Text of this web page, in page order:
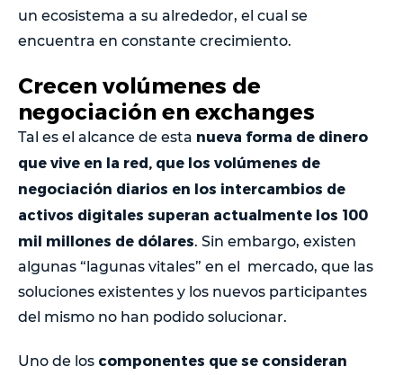
un ecosistema a su alrededor, el cual se
encuentra en constante crecimiento.
Crecen volúmenes de
negociación en exchanges
Tal es el alcance de esta nueva forma de dinero
que vive en la red, que los volúmenes de
negociación diarios en los intercambios de
activos digitales superan actualmente los 100
mil millones de dólares. Sin embargo, existen
algunas “lagunas vitales” en el mercado, que las
soluciones existentes y los nuevos participantes
del mismo no han podido solucionar.
Uno de los componentes que se consideran